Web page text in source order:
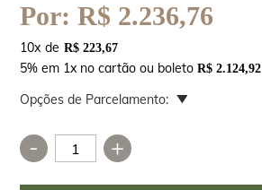
Por:R$ 2.236,76
10x R$ 223,67
5% em 1x no cartão ou boletoR$ 2.124,92
Opções de Parcelamento:
- +